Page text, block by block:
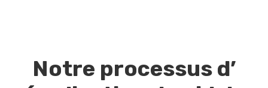
Notre processus d’